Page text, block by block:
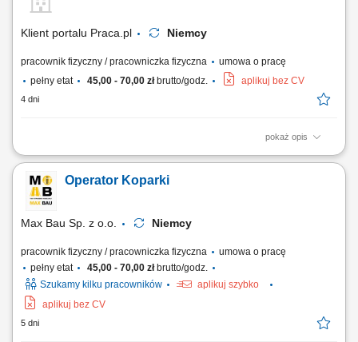
Klient portalu Praca.pl Niemcy
pracownik fizyczny / pracowniczka fizyczna
umowa o pracę
pełny etat
45,00 - 70,00 złbrutto/godz. aplikuj bez CV
4 dni
pokaż opis
Obsługa koparki przy pracach ziemnych; Wykonywanie wykopów pod
sieci wodno-kanalizacyjne, kablowe i inne instalacje; Współpraca z
brygadą budowlaną na terenie inwestycji; Kontrola stanu technicznego i
dbanie o sprzęt; Przestrzeganie norm bezpieczeństwa oraz standardów
Operator Koparki
Max Bau Sp. z o.o. Niemcy
pracownik fizyczny / pracowniczka fizyczna
umowa o pracę
pełny etat
45,00 - 70,00 złbrutto/godz.
Szukamy kilku pracowników
aplikuj szybko
aplikuj bez CV
5 dni